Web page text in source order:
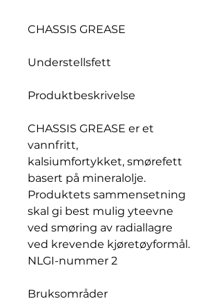
CHASSIS GREASE
Understellsfett
Produktbeskrivelse
CHASSIS GREASE er et
vannfritt,
kalsiumfortykket, smørefett
basert på mineralolje.
Produktets sammensetning
skal gi best mulig yteevne
ved smøring av radiallagre
ved krevende kjøretøyformål.
NLGI-nummer 2
Bruksområder